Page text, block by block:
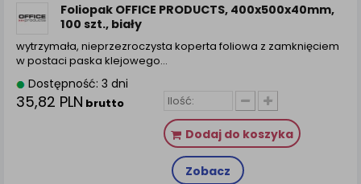
Foliopak OFFICE PRODUCTS, 400x500x40mm,
100 szt., biały
wytrzymała, nieprzezroczysta koperta foliowa z zamknięciem
w postaci paska klejowego…
Dostępność: 3 dni
35,82 PLN brutto
Dodaj do koszyka
Zobacz